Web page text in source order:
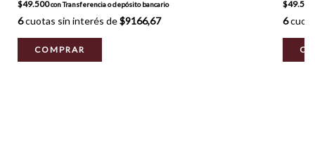
$49.500conTransferencia o depósito bancario
6cuotas sin interés de$9166,67
COMPRAR
$49.500
6